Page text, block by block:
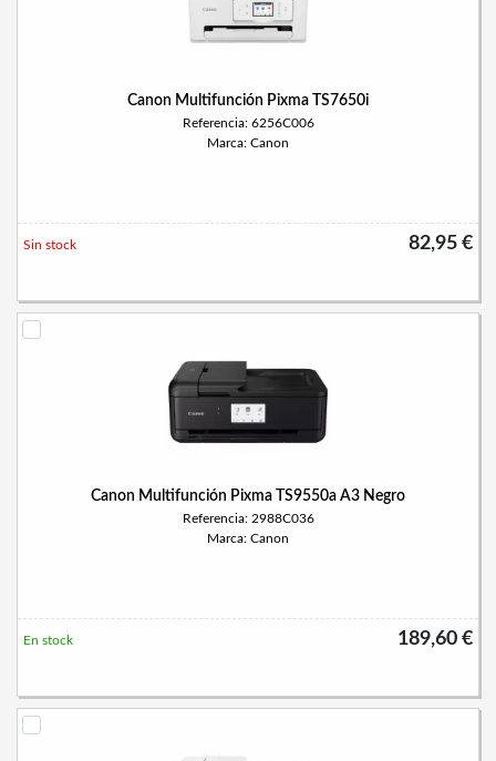
Canon Multifunción Pixma TS7650i
Referencia: 6256C006
Marca: Canon
82,95 €
Sin stock
Canon Multifunción Pixma TS9550a A3 Negro
Referencia: 2988C036
Marca: Canon
189,60 €
En stock